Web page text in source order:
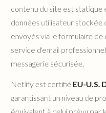
contenu du site est statique
données utilisateur stockée
envoyés via le formulaire
service d'email
messagerie sécurisée.
Netlify est certifié EU-U.S.
garantissant un niveau de